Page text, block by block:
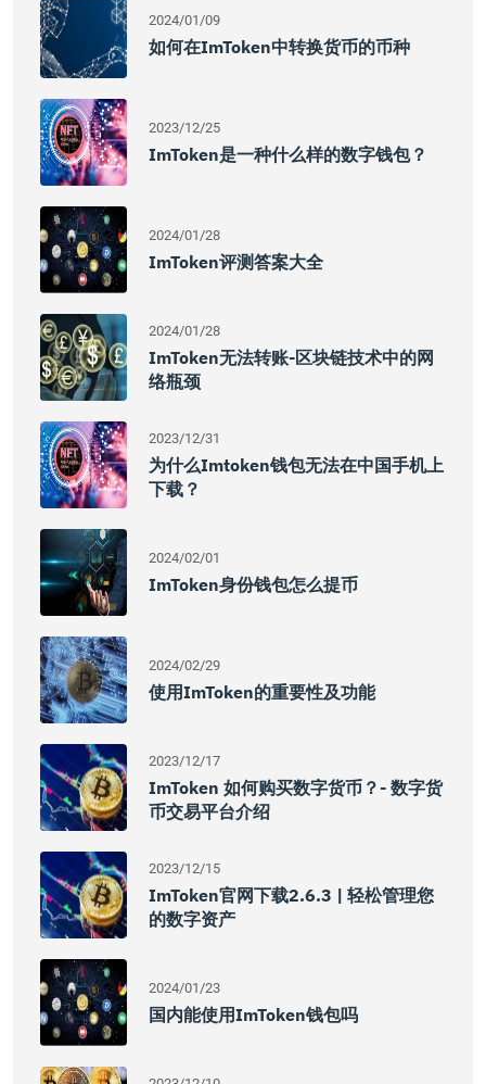
2024/01/09
如何在imToken中转换货币的币种
2023/12/25
ImToken是一种什么样的数字钱包？
2024/01/28
ImToken评测答案大全
2024/01/28
ImToken无法转账-区块链技术中的网
络瓶颈
2023/12/31
为什么imtoken钱包无法在中国手机上
下载？
2024/02/01
ImToken身份钱包怎么提币
2024/02/29
使用imToken的重要性及功能
2023/12/17
ImToken 如何购买数字货币？- 数字货
币交易平台介绍
2023/12/15
ImToken官网下载2.6.3 | 轻松管理您
的数字资产
2024/01/23
国内能使用imToken钱包吗